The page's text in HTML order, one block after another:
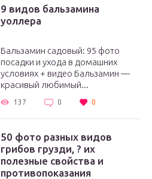
9 видов бальзамина
уоллера
Бальзамин садовый: 95 фото
посадки и ухода в домашних
условиях + видео Бальзамин —
красивый любимый...
137 0 0
50 фото разных видов
грибов грузди, ? их
полезные свойства и
противопоказания